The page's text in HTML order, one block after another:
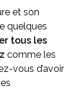
et son
quelques
tous les
comme les
vous d’avoir